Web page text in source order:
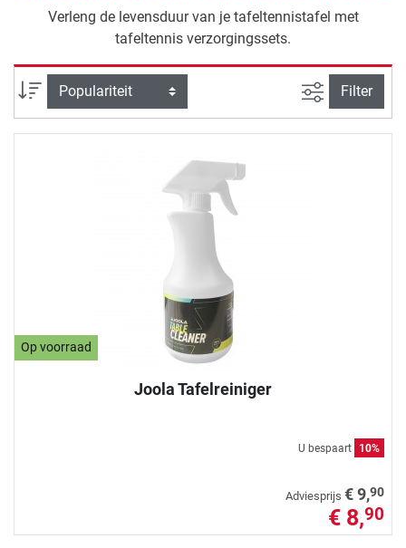
Verleng de levensduur van je tafeltennistafel met
tafeltennis verzorgingssets.
Sortering Zoeken
Filter
Op voorraad
Joola Tafelreiniger
U bespaart 10%
Adviesprijs € 9,90
€ 8,90